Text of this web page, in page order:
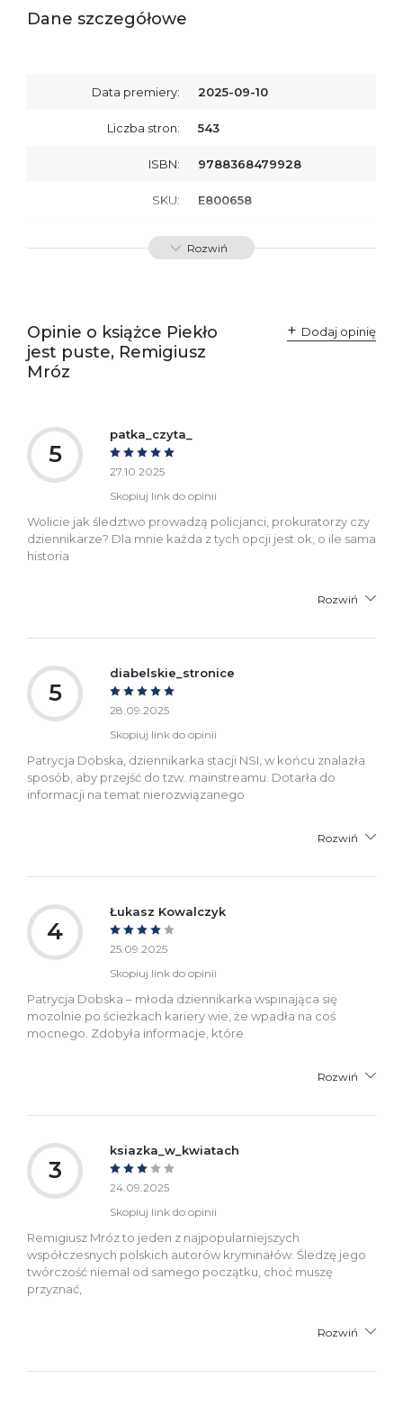
Dane szczegółowe
Data premiery: 2025-09-10
Liczba stron: 543
ISBN: 9788368479928
SKU: E800658
Producent / Osoby
odpowiedzialne za
Wydawnictwo Poznańskie
Sp. z o.o.
+48 61 623 38 38
Ostrzeżenia oraz
informacje dotyczące
Załącznik PDF
Rozwiń
Opinie o książce Piekło
jest puste, Remigiusz
Mróz
Dodaj opinię
5
patka_czyta_
27.10.2025
Skopiuj link do opinii
Wolicie jak śledztwo prowadzą policjanci, prokuratorzy czy
dziennikarze? Dla mnie każda z tych opcji jest ok, o ile sama
historia
Rozwiń
5
diabelskie_stronice
28.09.2025
Skopiuj link do opinii
Patrycja Dobska, dziennikarka stacji NSI, w końcu znalazła
sposób, aby przejść do tzw. mainstreamu. Dotarła do
informacji na temat nierozwiązanego
Rozwiń
4
Łukasz Kowalczyk
25.09.2025
Skopiuj link do opinii
Patrycja Dobska – młoda dziennikarka wspinająca się
mozolnie po ścieżkach kariery wie, że wpadła na coś
mocnego. Zdobyła informacje, które
Rozwiń
3
ksiazka_w_kwiatach
24.09.2025
Skopiuj link do opinii
Remigiusz Mróz to jeden z najpopularniejszych
współczesnych polskich autorów kryminałów. Śledzę jego
twórczość niemal od samego początku, choć muszę
przyznać,
Rozwiń